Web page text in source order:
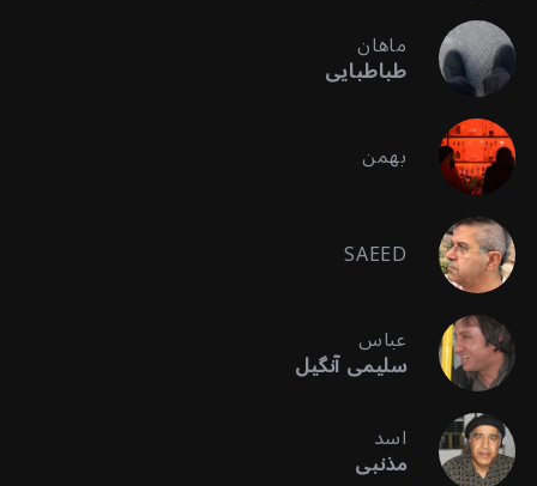
ماهان
طباطبایی
بهمن
SAEED
عباس
سلیمی آنگیل
اسد
مذنبی